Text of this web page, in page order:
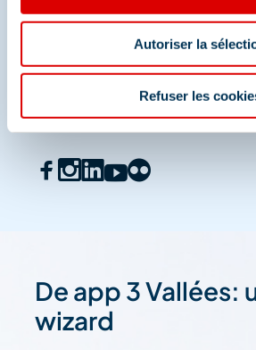
Autoriser la
Refuser les
Deel je momenten
Méribel
De app 3 Vallées:
wizard